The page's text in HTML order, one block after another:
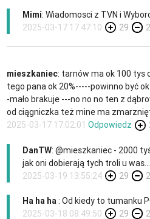
Mimi: Wiadomosci z TVN i
2025-03-17 17:47:10
29
mieszkaniec: tarnów ma ok 100 tys
tego pana ok 20%-----powinno być
-mało brakuje ---no no no ten z
od ciągniczka też mine ma
2025-03-17 17:02:01 Odpowiedz
DanTW: @mieszkaniec - 2000
jak oni dobierają tych troli u was...
2025-03-19 13:55:24
29
Ha ha ha: Od kiedy to tumanku
2025-03-18 08:49:50
29